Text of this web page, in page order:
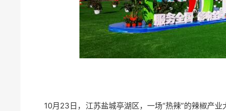
10月23日，江苏盐城亭湖区，一场“热辣”的辣椒产